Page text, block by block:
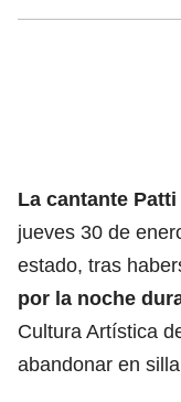
La cantante
jueves 30 de
estado, tras
por la noche
Cultura Artística
abandonar en